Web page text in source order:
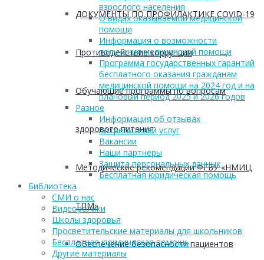
ДОКУМЕНТЫ ПО ПРОФИЛАКТИКЕ COVID-19
Противодействие коррупции
Обучающие программы по вопросам
здорового питания
Методические рекомендации ФГБУ «НМИЦ
ТПМ»
Обеспечение безопасности пациентов
взрослого населения
О видах оказываемой медицинской
помощи
Информация о возможности
получения медицинской помощи
Программа государственных гарантий
бесплатного оказания гражданам
медицинской помощи на 2024 год и на
плановый период 2025 и 2026 годов
Разное
Информация об отзывах
потребителей услуг
Вакансии
Наши партнеры
Защита персональных данных
Бесплатная юридическая помощь
Библиотека
СМИ о нас
Видеоролики
Школы здоровья
Просветительские материалы для школьников
Бесплатная юридическая помощь
Другие материалы